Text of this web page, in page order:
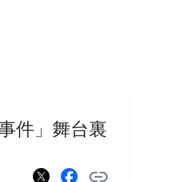
件」舞台裏